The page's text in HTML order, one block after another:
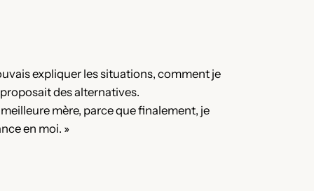
expliquer les situations, comment je
des alternatives.
mère, parce que finalement, je
en moi. »